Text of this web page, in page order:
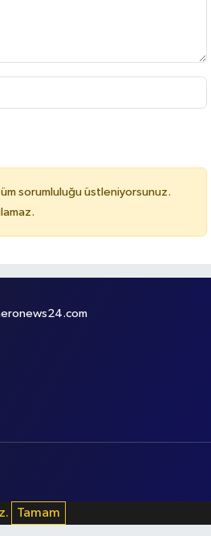
sorumluluğu üstleniyorsunuz.
Tamam